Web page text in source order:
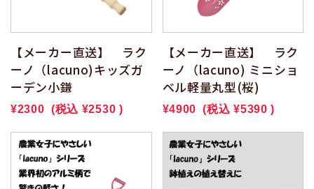
【メーカー直送】 ラク
ーノ（lacuno)キッズガ
ーデン小鎌
¥2300 (税込 ¥2530 )
【メーカー直送】 ラク
ーノ（lacuno) ミニショ
ベル軽量丸型(桜)
¥4900 (税込 ¥5390 )